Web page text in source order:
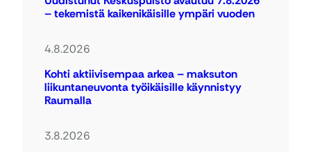
– tekemistä kaikenikäisille ympäri vuoden
4.8.2026
Kohti aktiivisempaa arkea – maksuton
liikuntaneuvonta työikäisille käynnistyy
Raumalla
3.8.2026